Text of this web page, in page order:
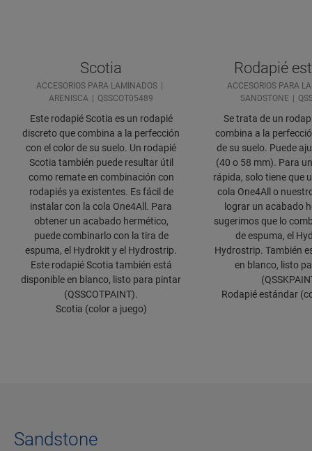
Scotia
ACCESORIOS PARA LAMINADOS
ARENISCA
QSSCOT05489
Este rodapié Scotia es un rodapié
discreto que combina a la perfección
con el color de su suelo. Un rodapié
Scotia también puede resultar útil
como remate en combinación con
rodapiés ya existentes. Es fácil de
instalar con la cola One4All. Para
obtener un acabado hermético,
puede combinarlo con la tira de
espuma, el Hydrokit y el Hydrostrip.
Este rodapié Scotia también está
disponible en blanco, listo para pintar
(QSSCOTPAINT).
Scotia (color a juego)
Rodapié
ACCESORIOS PARA
SANDSTONE
Se trata de un
combina a la
de su suelo. Puede
(40 o 58 mm). Para
rápida, solo tiene que
cola One4All o
lograr un acabado
sugerimos que lo
de espuma, el
Hydrostrip. También
en blanco, listo
Rodapié estándar
Sandstone